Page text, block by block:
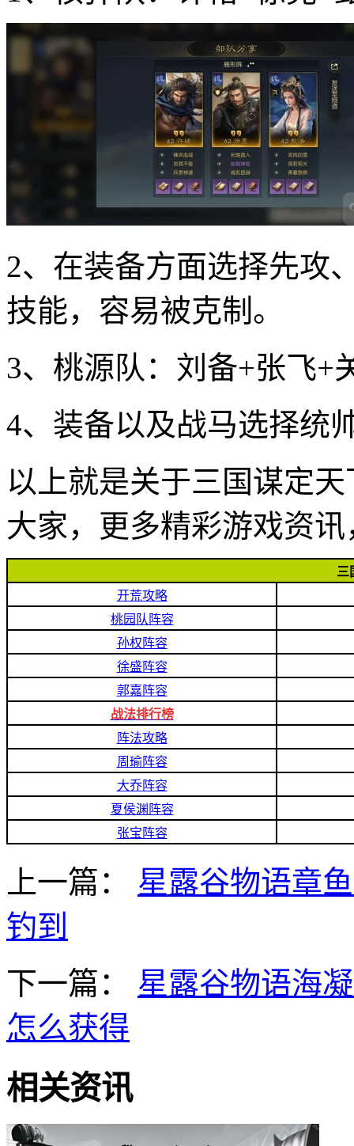
2、在装备方面选择先攻
技能，容易被克制。
3、桃源队：刘备+张飞+
4、装备以及战马选择统
以上就是关于三国谋定
大家，更多精彩游戏资
三
开荒攻略
桃园队阵容
孙权阵容
徐盛阵容
郭嘉阵容
战法排行榜
阵法攻略
周瑜阵容
大乔阵容
夏侯渊阵容
张宝阵容
上一篇：
星露谷物语章
钓到
下一篇：
星露谷物语海
怎么获得
相关资讯